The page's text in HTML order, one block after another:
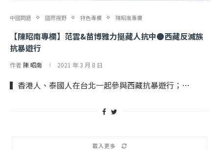
中國問題 國際視野 特色專欄 陳昭南專欄
【陳昭南專欄】范雲&苗博雅力挺藏人抗中●西藏反滅族
抗暴遊行
作者 陳 昭南 2021 年 3 月 8 日
▍香港人、泰國人在台北一起參與西藏抗暴遊行；…
載入更多